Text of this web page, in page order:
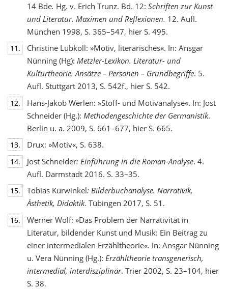
14 Bde. Hg. v. Erich Trunz. Bd. 12: Schriften zur Kunst
und Literatur. Maximen und Reflexionen. 12. Aufl.
München 1998, S. 365–547, hier S. 495.
11.
Christine Lubkoll: »Motiv, literarisches«. In: Ansgar
Nünning (Hg): Metzler-Lexikon. Literatur- und
Kulturtheorie. Ansätze – Personen – Grundbegriffe. 5.
Aufl. Stuttgart 2013, S. 542f., hier S. 542.
12.
Hans-Jakob Werlen: »Stoff- und Motivanalyse«. In: Jost
Schneider (Hg.): Methodengeschichte der Germanistik.
Berlin u. a. 2009, S. 661–677, hier S. 665.
13. Drux: »Motiv«, S. 638.
14. Jost Schneider: Einführung in die Roman-Analyse. 4.
Aufl. Darmstadt 2016. S. 33–35.
15. Tobias Kurwinkel: Bilderbuchanalyse. Narrativik,
Ästhetik, Didaktik. Tübingen 2017, S. 51.
16.
Werner Wolf: »Das Problem der Narrativität in
Literatur, bildender Kunst und Musik: Ein Beitrag zu
einer intermedialen Erzähltheorie«. In: Ansgar Nünning
u. Vera Nünning (Hg.): Erzähltheorie transgenerisch,
intermedial, interdisziplinär. Trier 2002, S. 23–104, hier
S. 38.